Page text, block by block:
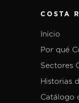
COSTA
Inicio
Por qué
Sectores
Historias
Catálogo